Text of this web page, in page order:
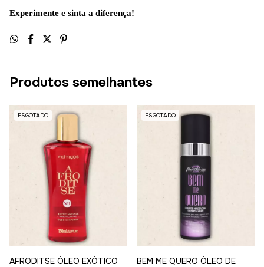
Experimente e sinta a diferença!
Produtos semelhantes
ESGOTADO
AFRODITSE ÓLEO EXÓTICO
ESGOTADO
BEM ME QUERO ÓLEO DE